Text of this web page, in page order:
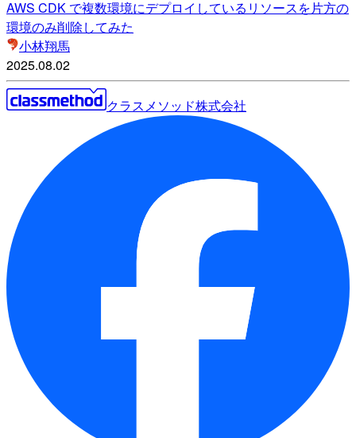
AWS CDK で複数環境にデプロイしているリソースを片方の
環境のみ削除してみた
小林翔馬
2025.08.02
クラスメソッド株式会社